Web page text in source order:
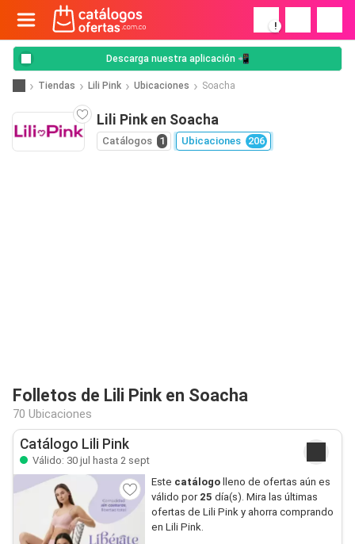
!
Descarga nuestra aplicación 📲
Tiendas Lili Pink Ubicaciones Soacha
Lili Pink en Soacha
Catálogos 1 Ubicaciones 206
Folletos de Lili Pink en Soacha
70 Ubicaciones
Catálogo Lili Pink
Válido: 30 jul hasta 2 sept
Este catálogolleno de ofertas aún es
válido por 25 día(s). Mira las últimas
ofertas de Lili Pink y ahorra comprando
en Lili Pink.